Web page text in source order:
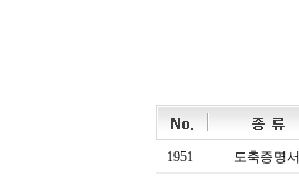
1951 도축증명서